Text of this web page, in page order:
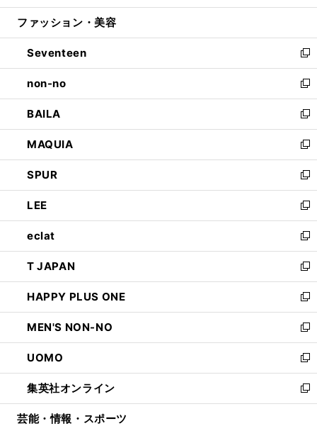
開
ウ
開
く
ン
ウ
で
開
く
ウ
ン
ド
ウ
で
開
く
ファッション・美容
Seventeen
新
し
い
ウ
ィ
ン
ド
ウ
で
開
く
non-no
新
し
い
ウ
ィ
ン
ド
ウ
で
開
く
BAILA
新
し
い
ウ
ィ
ン
ド
ウ
で
開
く
MAQUIA
新
し
い
ウ
ィ
ン
ド
ウ
で
開
く
SPUR
新
し
い
ウ
ィ
ン
ド
ウ
で
開
く
LEE
新
し
い
ウ
ィ
ン
ド
ウ
で
開
く
eclat
新
し
い
ウ
ィ
ン
ド
ウ
で
開
く
T JAPAN
新
し
い
ウ
ィ
ン
ド
ウ
で
開
HAPPY PLUS ONE
新
し
い
ウ
ィ
ン
ド
ウ
MEN'S NON-NO
新
し
い
ウ
ィ
ン
UOMO
新
し
い
ウ
集英社オンライン
新
し
芸能・情報・スポーツ